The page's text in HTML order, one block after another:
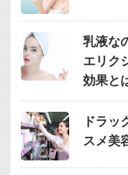
乳液な
エリク
効果と
ドラッ
スメ美